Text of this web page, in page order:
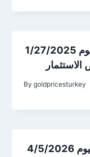
أسعار الذهب في ألمانيا اليوم 1/27/2025
By goldpricesturkey
أسعار الذهب في ألمانيا اليوم 4/5/2026